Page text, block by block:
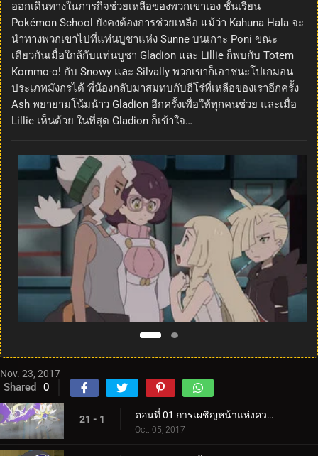
ออกเดินทางในภารกิจช่วยเหลือของพวกเขาเอง ชั้นเรียน
Pokémon School ยังคงต้องการช่วยเหลือ แม้ว่า Kahuna Hala จะ
นำทางพวกเขาไปที่แท่นบูชาแห่ง Sunne บนเกาะ Poni ขณะ
เดียวกันเมื่อใกล้กับแท่นบูชา Gladion และ Lillie ก็พบกับ Totem
Kommo-o! กับ Snowy และ Silvally พวกเขาก็เอาชนะโปเกมอน
ประเภทมังกรได้ พี่น้องกลับมาสมทบกับฮีโร่ที่เหลือของเราอีกครั้ง
Ash พยายามโน้มน้าว Gladion อีกครั้งเพื่อให้ทุกคนช่วย และเมื่อ
Lillie เห็นด้วย ในที่สุด Gladion ก็เข้าใจ…
Nov. 23, 2017
Shared 0
21 - 1 ตอนที่ 01 การเผชิญหน้าแห่งความฝัน!
Oct. 05, 2017